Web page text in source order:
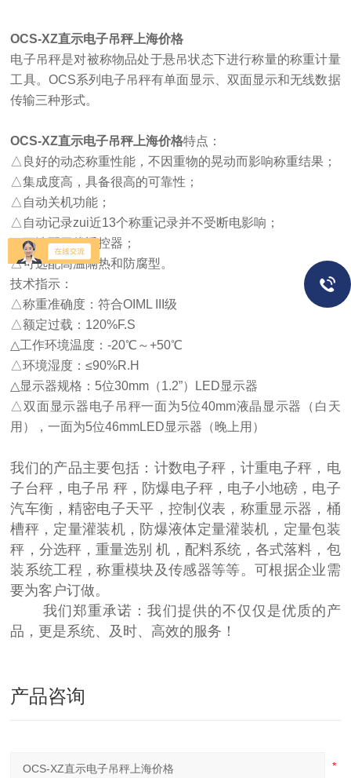
OCS-XZ直示电子吊秤上海价格
电子吊秤是对被称物品处于悬吊状态下进行称量的称重计量
工具。OCS系列电子吊秤有单面显示、双面显示和无线数据
传输三种形式。
OCS-XZ直示电子吊秤上海价格特点：
△良好的动态称重性能，不因重物的晃动而影响称重结果；
△集成度高，具备很高的可靠性；
△自动关机功能；
△自动记录zui近13个称重记录并不受断电影响；
△可选配无线遥控器；
△可选配高温隔热和防腐型。
技术指示：
△称重准确度：符合OIML III级
△额定过载：120%F.S
△工作环境温度：-20℃～+50℃
△环境湿度：≤90%R.H
△显示器规格：5位30mm（1.2”）LED显示器
△双面显示器电子吊秤一面为5位40mm液晶显示器（白天
用），一面为5位46mmLED显示器（晚上用）
我们的产品主要包括：计数电子秤，计重电子秤，电
子台秤，电子吊 秤，防爆电子秤，电子小地磅，电子
汽车衡，精密电子天平，控制仪表，称重显示器，桶
槽秤，定量灌装机，防爆液体定量灌装机，定量包装
秤，分选秤，重量选别 机，配料系统，各式落料，包
装系统工程，称重模块及传感器等等。可根据企业需
要为客户订做。
我们郑重承诺：我们提供的不仅仅是优质的产
品，更是系统、及时、高效的服务！
产品咨询